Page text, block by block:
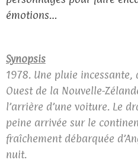
émotions…
Synopsis
1978. Une pluie
Ouest de la Nouvelle-
l’arrière d’une voiture. Le
peine arrivée sur le
fraîchement débarquée
nuit.